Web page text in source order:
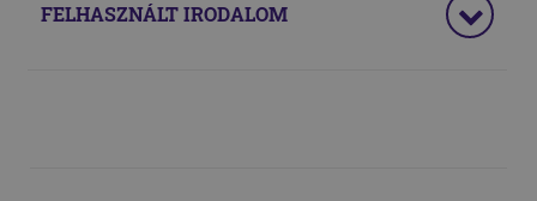
FELHASZNÁLT IRODALOM